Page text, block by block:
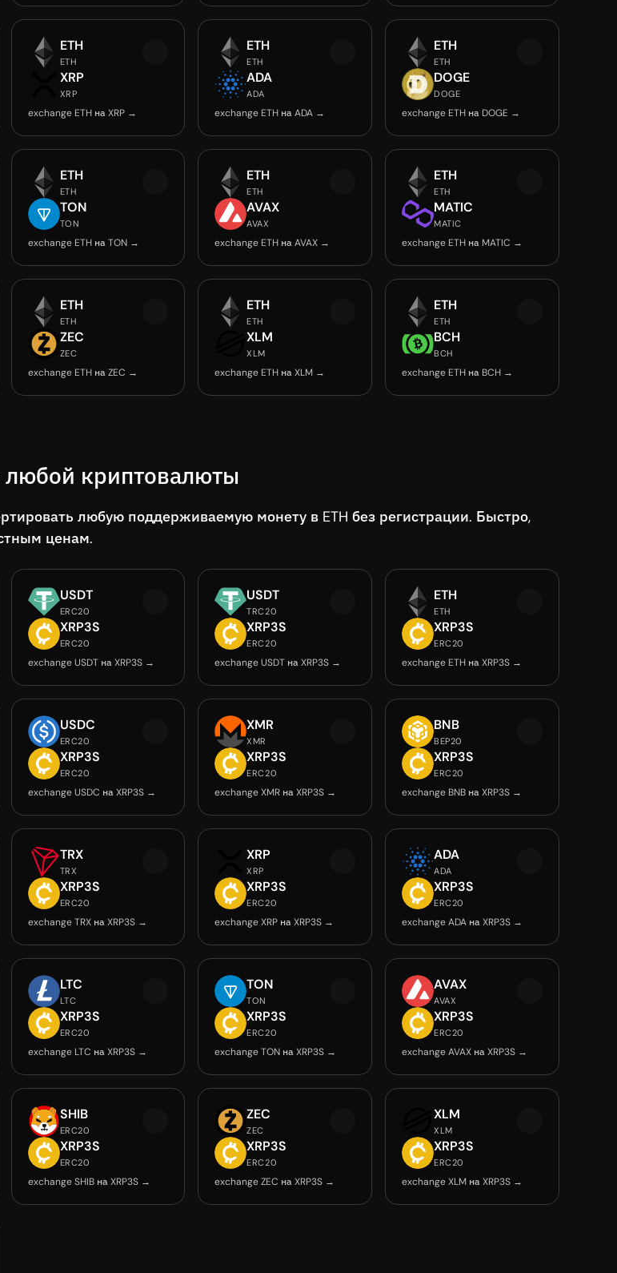
ETH
ETH
XRP
XRP
exchange ETH на XRP →
ETH
ETH
ADA
ADA
exchange ETH на ADA →
ETH
ETH
DOGE
DOGE
exchange ETH на DOGE →
ETH
ETH
TON
TON
exchange ETH на TON →
ETH
ETH
AVAX
AVAX
exchange ETH на AVAX →
ETH
ETH
MATIC
MATIC
exchange ETH на MATIC →
ETH
ETH
ZEC
ZEC
exchange ETH на ZEC →
ETH
ETH
XLM
XLM
exchange ETH на XLM →
ETH
ETH
BCH
BCH
exchange ETH на BCH →
любой криптовалюты
любую поддерживаемую монету в ETH без регистрации. Быстро,
ценам.
USDT
ERC20
XRP3S
ERC20
exchange USDT на XRP3S →
USDT
TRC20
XRP3S
ERC20
exchange USDT на XRP3S →
ETH
ETH
XRP3S
ERC20
exchange ETH на XRP3S →
USDC
ERC20
XRP3S
ERC20
exchange USDC на XRP3S →
XMR
XMR
XRP3S
ERC20
exchange XMR на XRP3S →
BNB
BEP20
XRP3S
ERC20
exchange BNB на XRP3S →
TRX
TRX
XRP3S
ERC20
exchange TRX на XRP3S →
XRP
XRP
XRP3S
ERC20
exchange XRP на XRP3S →
ADA
ADA
XRP3S
ERC20
exchange ADA на XRP3S →
LTC
LTC
XRP3S
ERC20
exchange LTC на XRP3S →
TON
TON
XRP3S
ERC20
exchange TON на XRP3S →
AVAX
AVAX
XRP3S
ERC20
exchange AVAX на XRP3S →
SHIB
ERC20
XRP3S
ERC20
exchange SHIB на XRP3S →
ZEC
ZEC
XRP3S
ERC20
exchange ZEC на XRP3S →
XLM
XLM
XRP3S
ERC20
exchange XLM на XRP3S →